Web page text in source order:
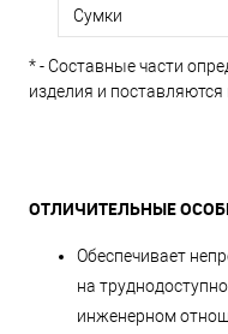
Сумки
* - Составные части
изделия и поставляются
ОТЛИЧИТЕЛЬНЫЕ
Обеспечивает
на
инженерном